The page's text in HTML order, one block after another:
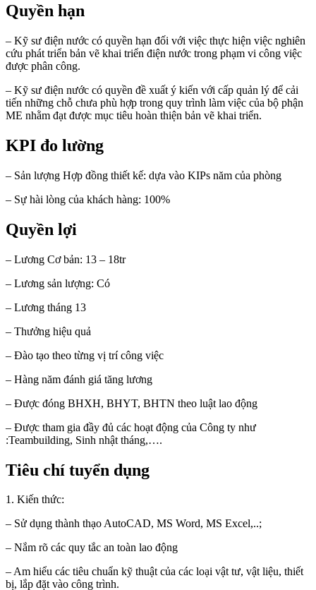
Quyền hạn
– Kỹ sư điện nước có quyền hạn đối với việc thực hiện việc nghiên
cứu phát triển bản vẽ khai triển điện nước trong phạm vi công việc
được phân công.
– Kỹ sư điện nước có quyền đề xuất ý kiến với cấp quản lý để cải
tiến những chỗ chưa phù hợp trong quy trình làm việc của bộ phận
ME nhằm đạt được mục tiêu hoàn thiện bản vẽ khai triển.
KPI đo lường
– Sản lượng Hợp đồng thiết kế: dựa vào KIPs năm của phòng
– Sự hài lòng của khách hàng: 100%
Quyền lợi
– Lương Cơ bản: 13 – 18tr
– Lương sản lượng: Có
– Lương tháng 13
– Thưởng hiệu quả
– Đào tạo theo từng vị trí công việc
– Hàng năm đánh giá tăng lương
– Được đóng BHXH, BHYT, BHTN theo luật lao động
– Được tham gia đầy đủ các hoạt động của Công ty như
:Teambuilding, Sinh nhật tháng,….
Tiêu chí tuyển dụng
1. Kiến thức:
– Sử dụng thành thạo AutoCAD, MS Word, MS Excel,..;
– Nắm rõ các quy tắc an toàn lao động
– Am hiểu các tiêu chuẩn kỹ thuật của các loại vật tư, vật liệu, thiết
bị, lắp đặt vào công trình.